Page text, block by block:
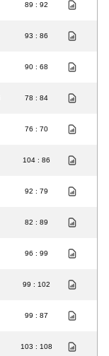
89 : 92
93 : 86
90 : 68
78 : 84
76 : 70
104 : 86
92 : 79
82 : 89
96 : 99
99 : 102
99 : 87
103 : 108